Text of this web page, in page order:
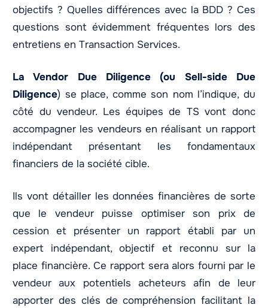
objectifs ? Quelles différences avec la BDD ? Ces
questions sont évidemment fréquentes lors des
entretiens en Transaction Services.
La Vendor Due Diligence (ou Sell-side Due
Diligence) se place, comme son nom l’indique, du
côté du vendeur. Les équipes de TS vont donc
accompagner les vendeurs en réalisant un rapport
indépendant présentant les fondamentaux
financiers de la société cible.
Ils vont détailler les données financières de sorte
que le vendeur puisse optimiser son prix de
cession et présenter un rapport établi par un
expert indépendant, objectif et reconnu sur la
place financière. Ce rapport sera alors fourni par le
vendeur aux potentiels acheteurs afin de leur
apporter des clés de compréhension facilitant la